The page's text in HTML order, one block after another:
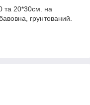
та 20*30см. на
грунтований.